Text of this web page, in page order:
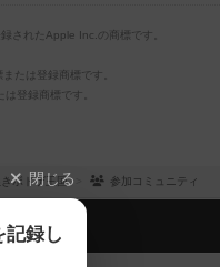
されたApple Inc.の商標です。
たは登録商標です。
登録商標です。
きボドゲ王国 参加コミュニティ
閉じる
記録し